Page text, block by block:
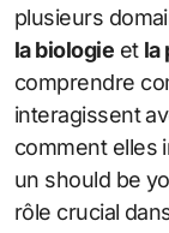
plusieurs
la biologie et la
comprendre
interagissent
comment elles
un should be
rôle crucial